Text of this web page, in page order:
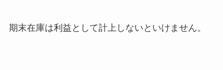
期末在庫は利益として計上しないといけません。